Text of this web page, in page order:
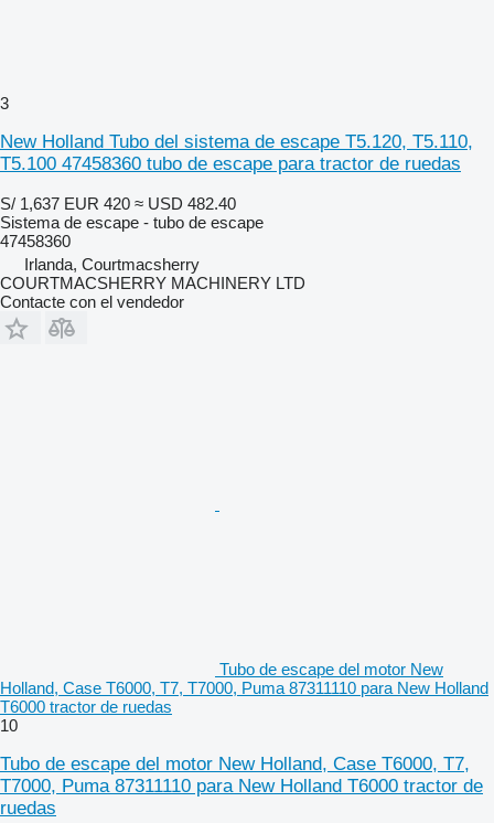
3
New Holland Tubo del sistema de escape T5.120, T5.110,
T5.100 47458360 tubo de escape para tractor de ruedas
S/ 1,637 EUR 420 ≈ USD 482.40
Sistema de escape - tubo de escape
47458360
Irlanda, Courtmacsherry
COURTMACSHERRY MACHINERY LTD
Contacte con el vendedor
Tubo de escape del motor New
Holland, Case T6000, T7, T7000, Puma 87311110 para New Holland
T6000 tractor de ruedas
10
Tubo de escape del motor New Holland, Case T6000, T7,
T7000, Puma 87311110 para New Holland T6000 tractor de
ruedas